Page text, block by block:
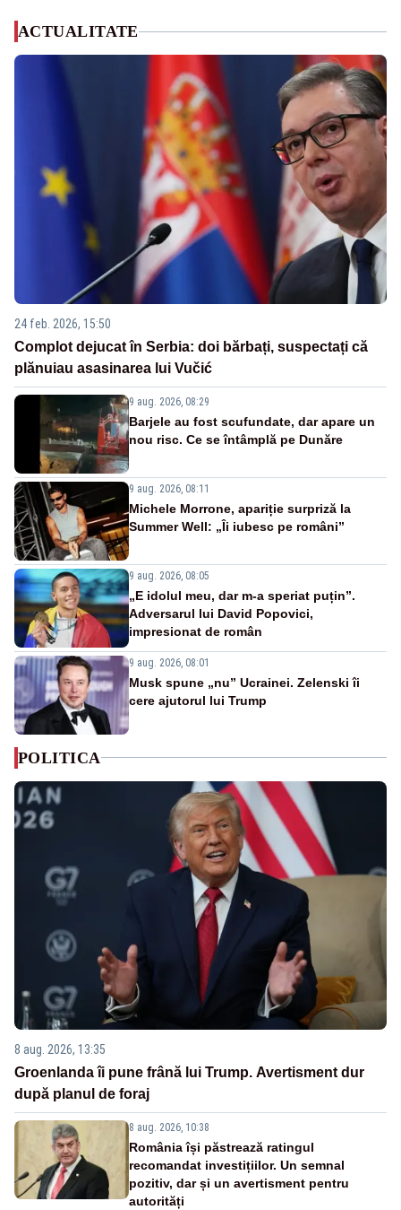
ACTUALITATE
24 feb. 2026, 15:50
Complot dejucat în Serbia: doi bărbați, suspectați că
plănuiau asasinarea lui Vučić
9 aug. 2026, 08:29
Barjele au fost scufundate, dar apare un
nou risc. Ce se întâmplă pe Dunăre
9 aug. 2026, 08:11
Michele Morrone, apariție surpriză la
Summer Well: „Îi iubesc pe români”
9 aug. 2026, 08:05
„E idolul meu, dar m-a speriat puțin”.
Adversarul lui David Popovici,
impresionat de român
9 aug. 2026, 08:01
Musk spune „nu” Ucrainei. Zelenski îi
cere ajutorul lui Trump
POLITICA
8 aug. 2026, 13:35
Groenlanda îi pune frână lui Trump. Avertisment dur
după planul de foraj
8 aug. 2026, 10:38
România își păstrează ratingul
recomandat investițiilor. Un semnal
pozitiv, dar și un avertisment pentru
autorități